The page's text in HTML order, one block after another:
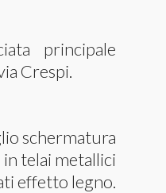
principale
Crespi.
schermatura
telai metallici
effetto legno.